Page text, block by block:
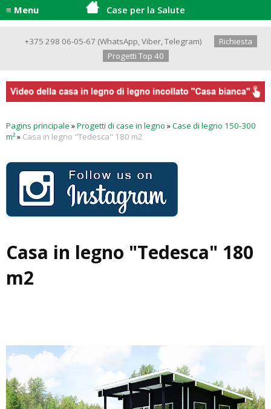
≡ Menu Case per la Salute
+375 298 06-05-67 (WhatsApp,Viber,Telegram)
Richiesta
Progetti Top 40
Pagins principale »Progetti di case in legno »Case di legno 150-300
m²» Casa in legno "Tedesca" 180 m2
Casa in legno "Tedesca" 180
m2